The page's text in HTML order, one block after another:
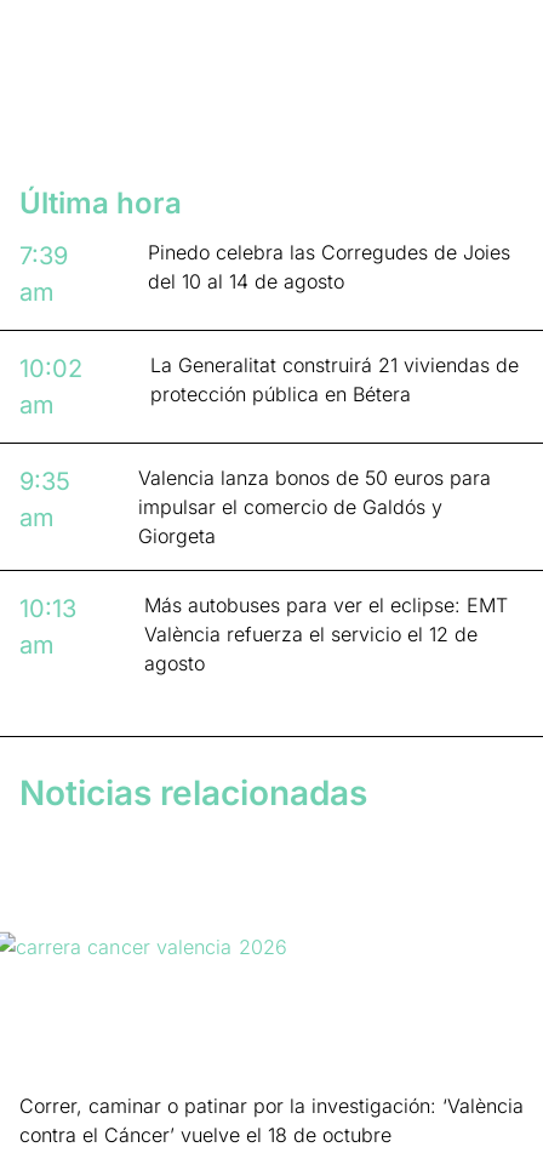
Última hora
7:39
am
Pinedo celebra las Corregudes de Joies
del 10 al 14 de agosto
10:02
am
La Generalitat construirá 21 viviendas de
protección pública en Bétera
9:35
am
Valencia lanza bonos de 50 euros para
impulsar el comercio de Galdós y
Giorgeta
10:13
am
Más autobuses para ver el eclipse: EMT
València refuerza el servicio el 12 de
agosto
Noticias relacionadas
Correr, caminar o patinar por la investigación: ‘València
contra el Cáncer’ vuelve el 18 de octubre